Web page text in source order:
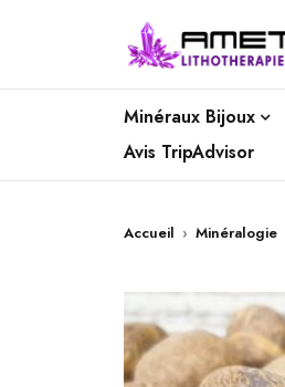
Minéraux Bijoux
Avis TripAdvisor
Accueil › Minéralogie